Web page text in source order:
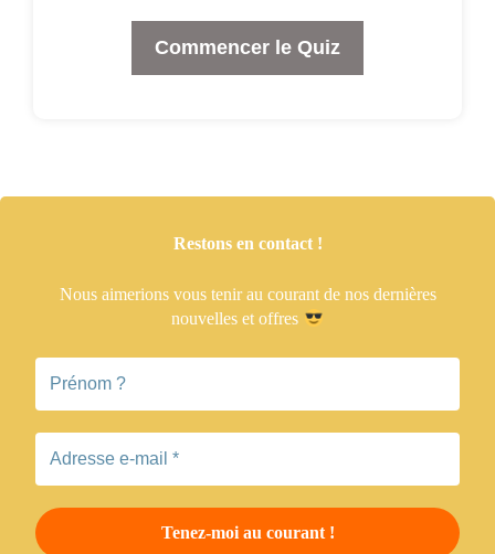
Commencer le Quiz
Restons en contact !
Nous aimerions vous tenir au courant de nos dernières
nouvelles et offres